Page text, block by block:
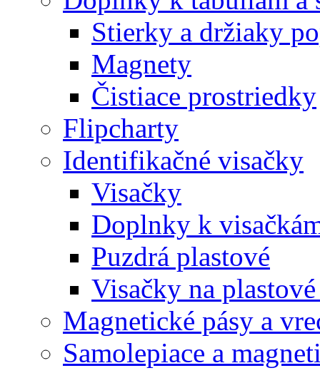
Stierky a držiaky
Magnety
Čistiace prostriedky
Flipcharty
Identifikačné visačky
Visačky
Doplnky k
Puzdrá plastové
Visačky na
Magnetické pásy a
Samolepiace a